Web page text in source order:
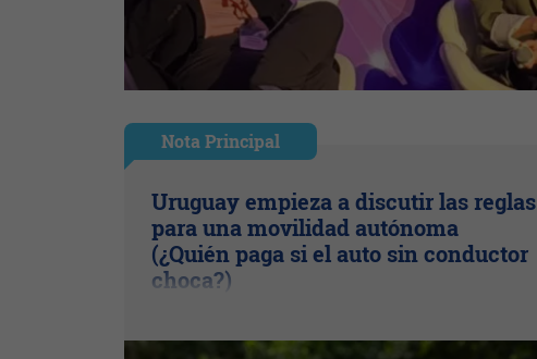
Nota Principal
Uruguay empieza a discutir las reglas
para una movilidad autónoma
(¿Quién paga si el auto sin conductor
choca?)